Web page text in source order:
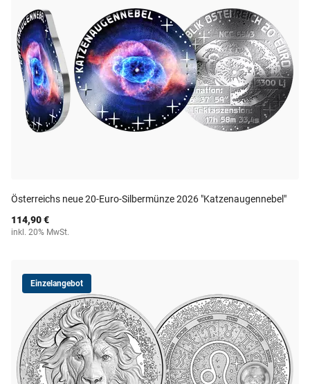
Österreichs neue 20-Euro-Silbermünze 2026 "Katzenaugennebel"
114,90 €
inkl. 20% MwSt.
Einzelangebot